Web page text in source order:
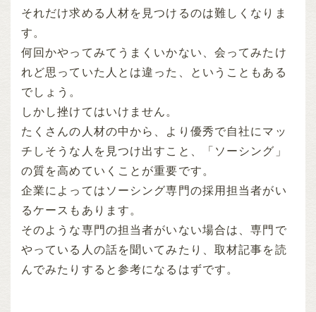
それだけ求める人材を見つけるのは難しくなりま
す。
何回かやってみてうまくいかない、会ってみたけ
れど思っていた人とは違った、ということもある
でしょう。
しかし挫けてはいけません。
たくさんの人材の中から、より優秀で自社にマッ
チしそうな人を見つけ出すこと、「ソーシング」
の質を高めていくことが重要です。
企業によってはソーシング専門の採用担当者がい
るケースもあります。
そのような専門の担当者がいない場合は、専門で
やっている人の話を聞いてみたり、取材記事を読
んでみたりすると参考になるはずです。